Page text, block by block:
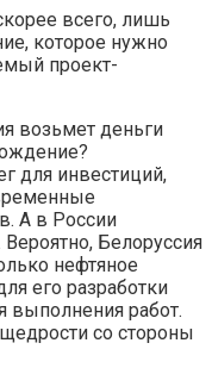
всего, лишь
которое нужно
проект-
возьмет деньги
для инвестиций,
А в России
Белоруссия
нефтяное
его разработки
выполнения работ.
со стороны